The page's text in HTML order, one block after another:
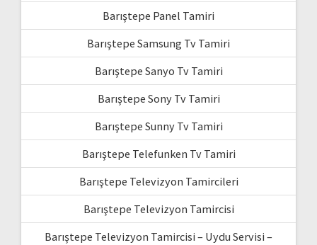
Barıştepe Panel Tamiri
Barıştepe Samsung Tv Tamiri
Barıştepe Sanyo Tv Tamiri
Barıştepe Sony Tv Tamiri
Barıştepe Sunny Tv Tamiri
Barıştepe Telefunken Tv Tamiri
Barıştepe Televizyon Tamircileri
Barıştepe Televizyon Tamircisi
Barıştepe Televizyon Tamircisi – Uydu Servisi –